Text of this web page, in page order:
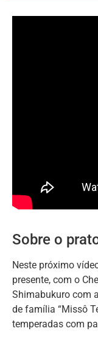
Sobre o
Neste próximo
presente, com o
Shimabukuro com
de família “Missô
temperadas com